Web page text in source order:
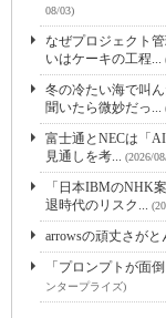
08/03)
なぜプロジェクト
いはケーキの工程...
冬の冷たい海で叫
聞いたら微妙だっ...
富士通とNECは「
見通しを考... (2026/
「日本IBMのNHK
退時代のリスク...
arrowsの頑丈さが
「プロンプトが面
ンタープライズ)